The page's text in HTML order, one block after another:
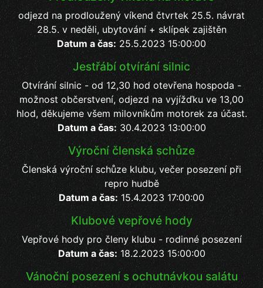
odjezd na prodloužený víkend čtvrtek 25.5. návrat
28.5. v neděli, ubytování + sklípek zajištěn
Datum a čas: 25.5.2023 15:00:00
Jestřábí otvírání silnic
Otvírání silnic - od 12,30 hod otevřena hospoda -
možnost občerstvení, odjezd na vyjížďku ve 13,00
hlod, děkujeme všem milovníkům motorek za účast.
Datum a čas: 30.4.2023 13:00:00
Výroční členská schůze
Členská výroční schůze klubu, večer posezení při
repro hudbě
Datum a čas: 15.4.2023 17:00:00
Klubové vepřové hody
Vepřové hody pro členy klubu - rodinné posezení
Datum a čas: 18.2.2023 15:00:00
Vánoční posezení s ochutnávkou salátu